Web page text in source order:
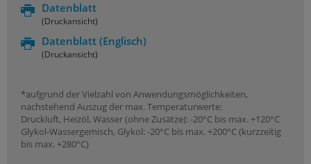
Datenblatt
(Druckansicht)
Datenblatt (Englisch)
(Druckansicht)
*aufgrund der Vielzahl von Anwendungsmöglichkeiten,
nachstehend Auszug der max. Temperaturwerte:
Druckluft, Heizöl, Wasser (ohne Zusätze): -20°C bis max. +120°C
Glykol-Wassergemisch, Glykol: -20°C bis max. +200°C (kurzzeitig
bis max. +280°C)